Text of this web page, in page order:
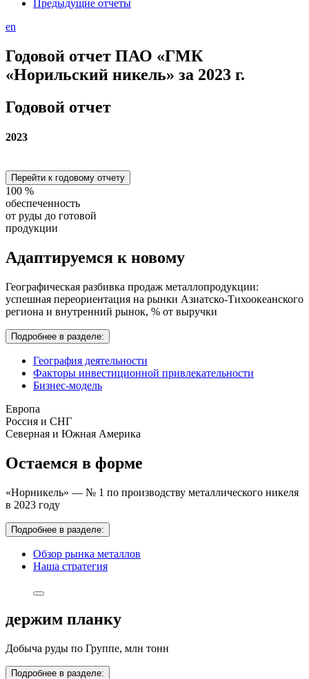
Предыдущие отчеты
en
Годовой отчет ПАО «ГМК
«Норильский никель» за 2023 г.
Годовой отчет
2023
Перейти к годовому отчету
100 %
обеспеченность
от руды до готовой
продукции
Адаптируемся к новому
Географическая разбивка продаж металлопродукции:
успешная переориентация на рынки Азиатско-Тихоокеанского
региона и внутренний рынок, % от выручки
Подробнее в разделе:
География деятельности
Факторы инвестиционной привлекательности
Бизнес-модель
Европа
Россия и СНГ
Северная и Южная Америка
Остаемся в форме
«Норникель» — № 1 по производству металлического никеля
в 2023 году
Подробнее в разделе:
Обзор рынка металлов
Наша стратегия
держим планку
Добыча руды по Группе, млн тонн
Подробнее в разделе: